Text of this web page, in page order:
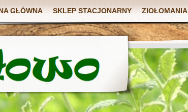
GŁÓWNA SKLEP STACJONARNY ZIOŁOMANIA